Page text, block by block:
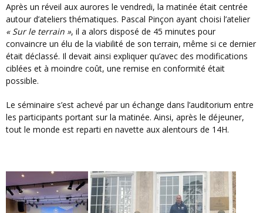
Après un réveil aux aurores le vendredi, la matinée était centrée
autour d’ateliers thématiques. Pascal Pinçon ayant choisi l’atelier
« Sur le terrain », il a alors disposé de 45 minutes pour
convaincre un élu de la viabilité de son terrain, même si ce dernier
était déclassé. Il devait ainsi expliquer qu’avec des modifications
ciblées et à moindre coût, une remise en conformité était
possible.
Le séminaire s’est achevé par un échange dans l’auditorium entre
les participants portant sur la matinée. Ainsi, après le déjeuner,
tout le monde est reparti en navette aux alentours de 14H.